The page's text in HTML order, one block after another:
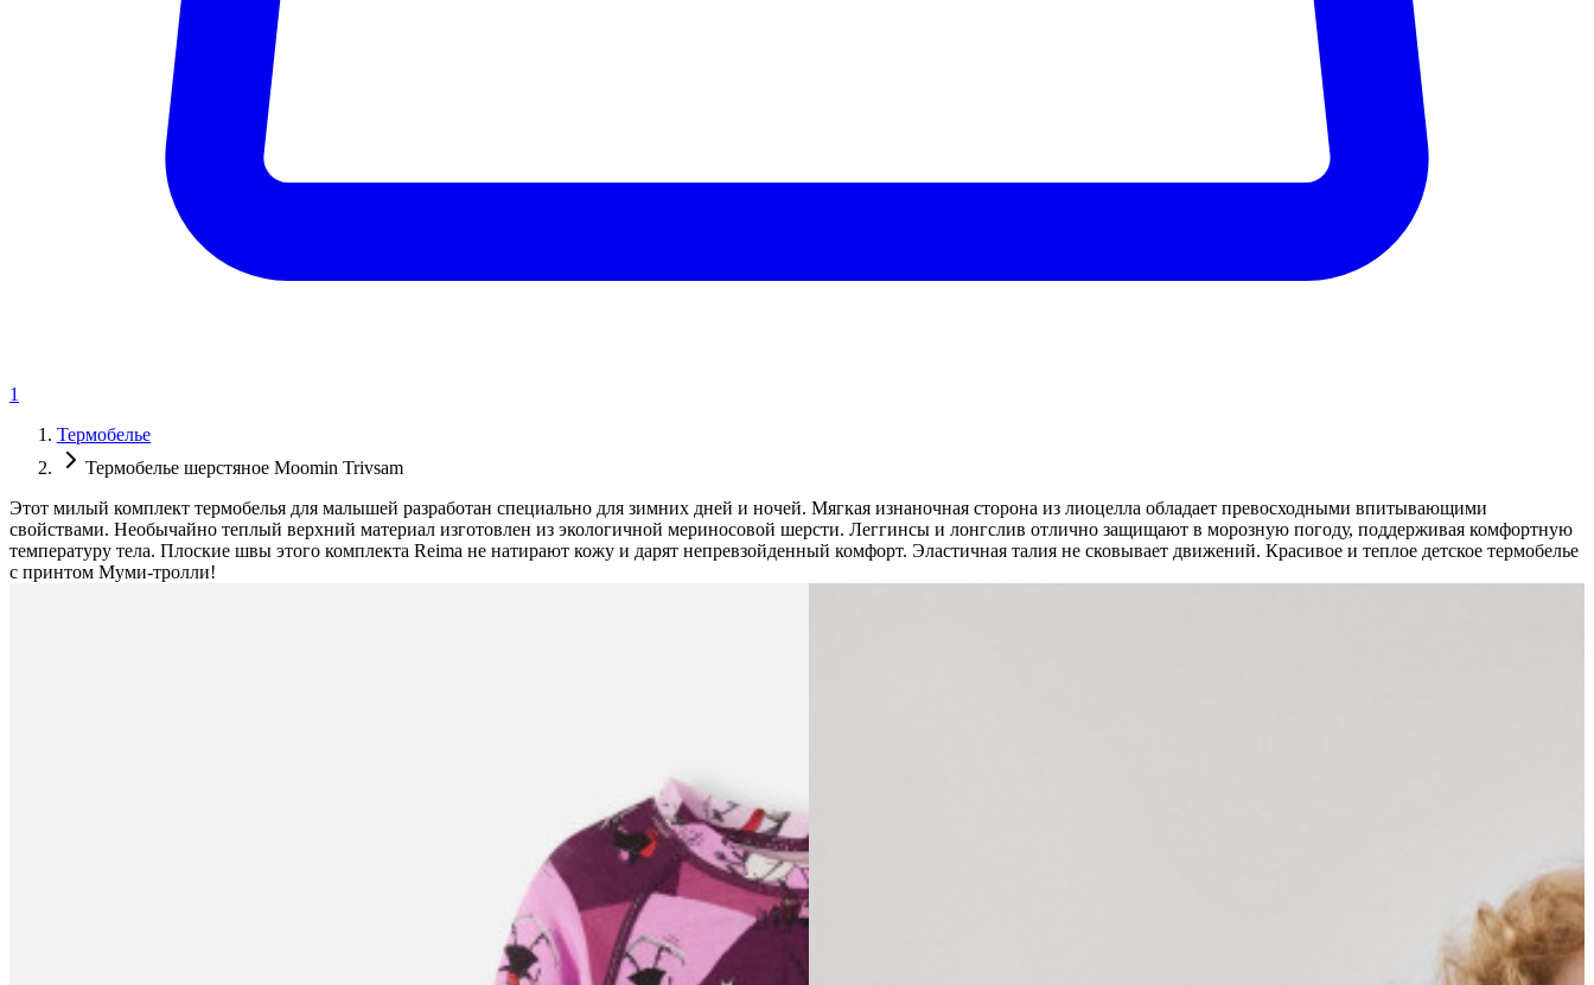
1
Термобелье
Термобелье шерстяноe Moomin Trivsam
Этот милый комплект термобелья для малышей разработан специально для зимних дней и ночей. Мягкая изнаночная сторона из лиоцелла обладает превосходными впитывающими
свойствами. Необычайно теплый верхний материал изготовлен из экологичной мериносовой шерсти. Леггинсы и лонгслив отлично защищают в морозную погоду, поддерживая комфортную
температуру тела. Плоские швы этого комплекта Reima не натирают кожу и дарят непревзойденный комфорт. Эластичная талия не сковывает движений. Красивое и теплое детское термобелье
с принтом Муми-тролли!